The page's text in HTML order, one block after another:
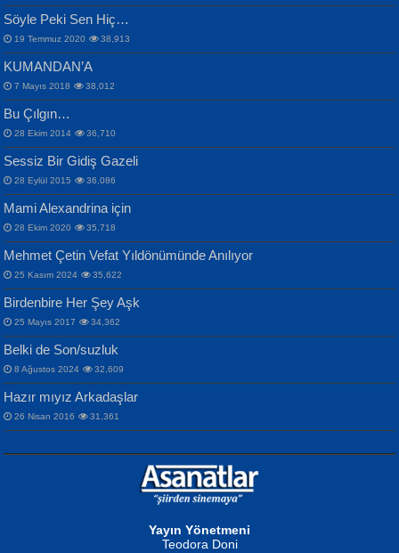
İPEK ACAR SERT
Gazze’nin Şecaati, Ümmetin İmtihanı...
MAHMUT GÜRBÜZ
İbrahim Olmak ve Bitirebilmek...
NURAN KÖSE BAYDAR
Mescid-i Aksâ Üstüne Ay!...
Selahattin Yıldız
İdrakimle Üşürken...
Songül Özel
Mahzen...
Ben Deniz Değilim ki...
ERDEM BAYAZIT
Sana, Bana, Vatanıma, Ülkemin
İnsanlarına Dair...
NAZIM HİKMET RAN
Bir Cezaevinde, Tecritteki Adamın
Mektupları...
Söyle Peki Sen Hiç…
19 Temmuz 2020 38,913
KUMANDAN’A
7 Mayıs 2018 38,012
Bu Çılgın…
28 Ekim 2014 36,710
Sessiz Bir Gidiş Gazeli
28 Eylül 2015 36,086
Mami Alexandrina için
28 Ekim 2020 35,718
Mehmet Çetin Vefat Yıldönümünde Anılıyor
25 Kasım 2024 35,622
Birdenbire Her Şey Aşk
25 Mayıs 2017 34,362
Belki de Son/suzluk
8 Ağustos 2024 32,609
Hazır mıyız Arkadaşlar
26 Nisan 2016 31,361
Yayın Yönetmeni
Teodora Doni